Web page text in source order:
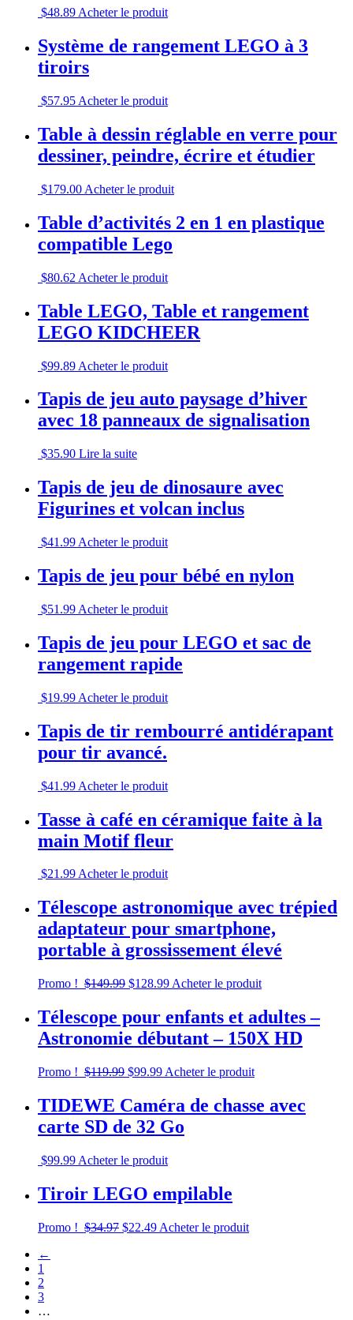
$48.89 Acheter le produit
Système de rangement LEGO à 3
tiroirs
$57.95 Acheter le produit
Table à dessin réglable en verre pour
dessiner, peindre, écrire et étudier
$179.00 Acheter le produit
Table d’activités 2 en 1 en plastique
compatible Lego
$80.62 Acheter le produit
Table LEGO, Table et rangement
LEGO KIDCHEER
$99.89 Acheter le produit
Tapis de jeu auto paysage d’hiver
avec 18 panneaux de signalisation
$35.90 Lire la suite
Tapis de jeu de dinosaure avec
Figurines et volcan inclus
$41.99 Acheter le produit
Tapis de jeu pour bébé en nylon
$51.99 Acheter le produit
Tapis de jeu pour LEGO et sac de
rangement rapide
$19.99 Acheter le produit
Tapis de tir rembourré antidérapant
pour tir avancé.
$41.99 Acheter le produit
Tasse à café en céramique faite à la
main Motif fleur
$21.99Acheter le produit
Télescope astronomique avec trépied
adaptateur pour smartphone,
portable à grossissement élevé
Promo ! $149.99 $128.99 Acheter le produit
Télescope pour enfants et adultes –
Astronomie débutant – 150X HD
Promo ! $119.99 $99.99 Acheter le produit
TIDEWE Caméra de chasse avec
carte SD de 32 Go
$99.99 Acheter le produit
Tiroir LEGO empilable
Promo ! $34.97 $22.49 Acheter le produit
←
1
2
3
…